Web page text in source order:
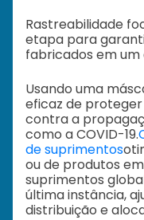
Rastreabilidade
etapa para
fabricados em
Usando uma
eficaz de
contra a
como a COVID-19.
de suprimentos
ou de produtos
suprimentos
última instância,
distribuição e